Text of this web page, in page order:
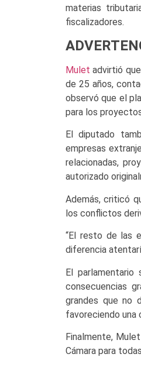
materias
fiscalizadores.
Mulet advirtió
de 25 años,
observó que el
para los
El diputado
empresas
relacionadas,
autorizado
Además, criticó
los conflictos
“El resto de las
diferencia
El parlamentario
consecuencias
grandes que no
favoreciendo una
Finalmente,
Cámara para